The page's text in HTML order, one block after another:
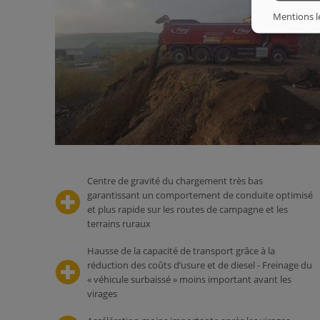
Centre de gravité du chargement très bas
garantissant un comportement de conduite optimisé
et plus rapide sur les routes de campagne et les
terrains ruraux
Hausse de la capacité de transport grâce à la
réduction des coûts d’usure et de diesel - Freinage du
« véhicule surbaissé » moins important avant les
virages
Mentions